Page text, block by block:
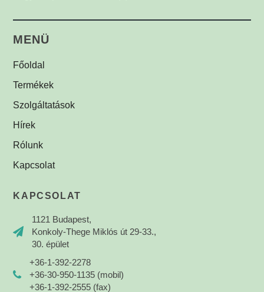
MENÜ
Főoldal
Termékek
Szolgáltatások
Hírek
Rólunk
Kapcsolat
KAPCSOLAT
1121 Budapest,
Konkoly-Thege Miklós út 29-33.,
30. épület
+36-1-392-2278
+36-30-950-1135 (mobil)
+36-1-392-2555 (fax)